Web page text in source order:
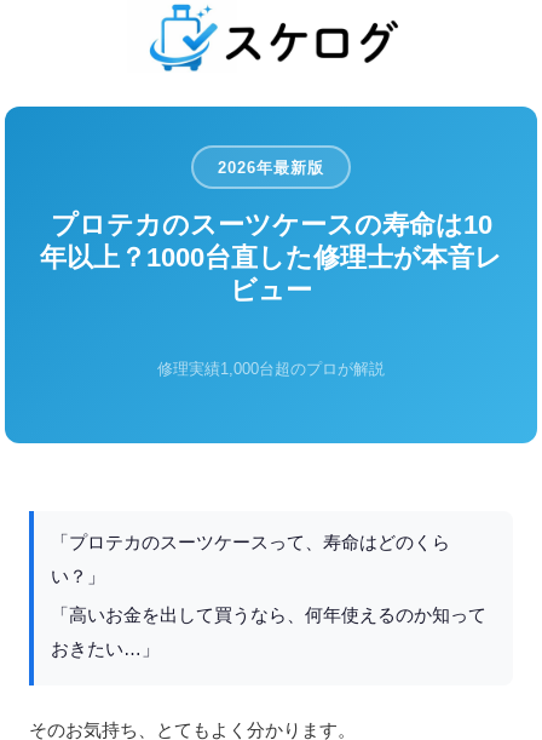
2026年最新版
プロテカのスーツケースの寿命は10
年以上？1000台直した修理士が本音レ
ビュー
修理実績1,000台超のプロが解説
「プロテカのスーツケースって、寿命はどのくら
い？」
「高いお金を出して買うなら、何年使えるのか知って
おきたい…」
そのお気持ち、とてもよく分かります。